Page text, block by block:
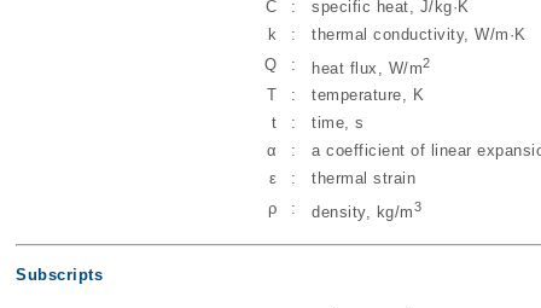
C :
specific heat, J/kg·K
k
:
thermal conductivity, W/m·K
Q
: heat flux, W/m2
T :
temperature, K
t
:
time, s
α
:
a coefficient of linear
ε
:
thermal strain
ρ
: density, kg/m3
Subscripts